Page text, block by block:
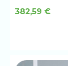
382,59 €